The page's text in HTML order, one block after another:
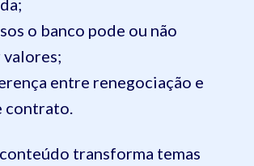
o banco pode ou não
entre renegociação e
contrato.
transforma temas